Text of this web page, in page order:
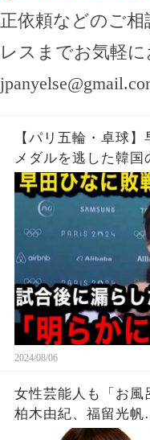
正依頼などのご
レスまでお気軽に
【パリ五輪・卓球
メダルを逃した韓国
らした本音がヤバ
しながらも強行出場
2024/08/06
女性芸能人も「お風
柏木由紀、福留光
キャンセル界隈」